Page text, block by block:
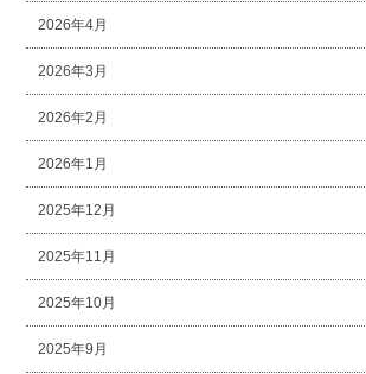
2026年4月
2026年3月
2026年2月
2026年1月
2025年12月
2025年11月
2025年10月
2025年9月